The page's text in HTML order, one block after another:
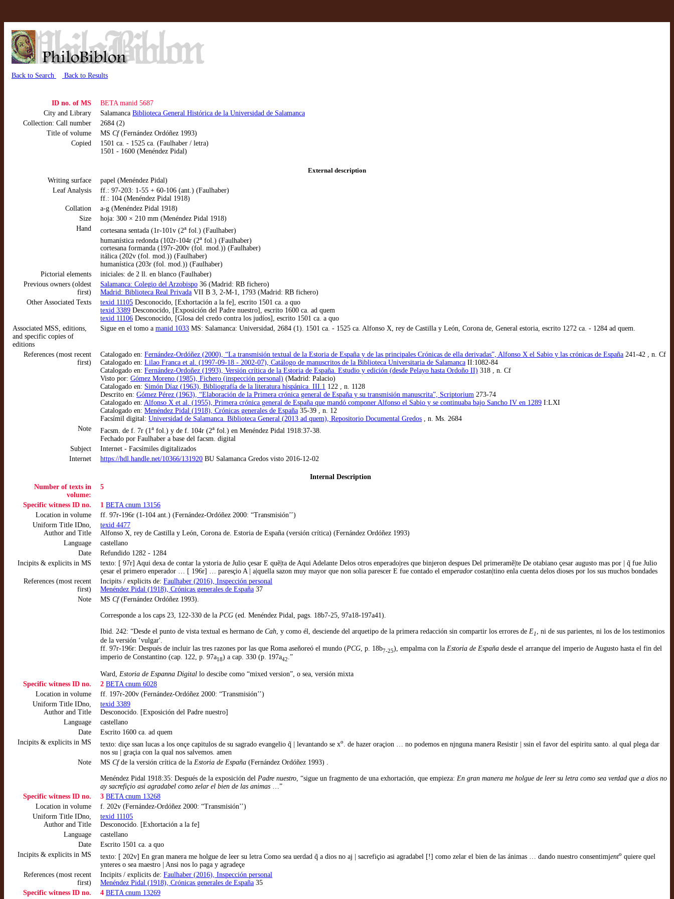
Back to Search Back to Results
ID no. of MS
BETA manid 5687
City and Library
Salamanca Biblioteca General Histórica de la Universidad de Salamanca
Collection: Call number
2684 (2)
Title of volume
MS Cf(Fernández Ordóñez 1993)
Copied
1501 ca. - 1525 ca. (Faulhaber / letra)
1501 - 1600 (Menéndez Pidal)
External description
Writing surface
papel (Menéndez Pidal)
Leaf Analysis
ff.: 97-203: 1-55 + 60-106 (ant.) (Faulhaber)
ff.: 104 (Menéndez Pidal 1918)
Collation
a-g (Menéndez Pidal 1918)
Size
hoja: 300 × 210 mm (Menéndez Pidal 1918)
Hand
cortesana sentada (1r-101v (2a fol.) (Faulhaber)
humanística redonda (102r-104r (2a fol.) (Faulhaber)
cortesana formanda (197r-200v (fol. mod.)) (Faulhaber)
itálica (202v (fol. mod.)) (Faulhaber)
humanística (203r (fol. mod.)) (Faulhaber)
Pictorial elements
iniciales: de 2 ll. en blanco (Faulhaber)
Previous owners (oldest
first)
Salamanca: Colegio del Arzobispo 36 (Madrid: RB fichero)
Madrid: Biblioteca Real Privada VII B 3, 2-M-1, 1793 (Madrid: RB fichero)
Other Associated Texts
texid 11105 Desconocido, [Exhortación a la fe], escrito 1501 ca. a quo
texid 3389 Desconocido, [Exposición del Padre nuestro], escrito 1600 ca. ad quem
texid 11106 Desconocido, [Glosa del credo contra los judíos], escrito 1501 ca. a quo
Associated MSS, editions,
and specific copies of
editions
Sigue en el tomo a manid 1033 MS: Salamanca: Universidad, 2684 (1). 1501 ca. - 1525 ca. Alfonso X, rey de Castilla y León, Corona de, General estoria, escrito 1272 ca. - 1284 ad quem.
References (most recent
first)
Catalogado en: Fernández-Ordóñez (2000), “La transmisión textual de la Estoria de España y de las principales Crónicas de ella derivadas”, Alfonso X el Sabio y las crónicas de España 241-42 , n. Cf
Catalogado en: Lilao Franca et al. (1997-09-18 - 2002-07), Catálogo de manuscritos de la Biblioteca Universitaria de Salamanca II:1082-84
Catalogado en: Fernández-Ordoñez (1993), Versión crítica de la Estoria de España. Estudio y edición (desde Pelayo hasta Ordoño II) 318 , n. Cf
Visto por: Gómez Moreno (1985), Fichero (inspección personal) (Madrid: Palacio)
Catalogado en: Simón Díaz (1963), Bibliografía de la literatura hispánica. III.1 122 , n. 1128
Descrito en: Gómez Pérez (1963), “Elaboración de la Primera crónica general de España y su transmisión manuscrita”, Scriptorium 273-74
Catalogado en: Alfonso X et al. (1955), Primera crónica general de España que mandó componer Alfonso el Sabio y se continuaba bajo Sancho IV en 1289 I:LXI
Catalogado en: Menéndez Pidal (1918), Crónicas generales de España 35-39 , n. 12
Facsímil digital: Universidad de Salamanca. Biblioteca General (2013 ad quem), Repositorio Documental Gredos , n. Ms. 2684
Note
Facsm. de f. 7r (1a fol.) y de f. 104r (2a fol.) en Menéndez Pidal 1918:37-38.
Fechado por Faulhaber a base del facsm. digital
Subject
Internet - Facsímiles digitalizados
Internet
https://hdl.handle.net/10366/131920 BU Salamanca Gredos visto 2016-12-02
Internal Description
Number of texts in
volume:
5
Specific witness ID no. 1 BETA cnum 13156
Location in volume
ff. 97r-196r (1-104 ant.) (Fernández-Ordóñez 2000: “Transmisión’’)
Uniform Title IDno,
Author and Title
texid 4477
Alfonso X, rey de Castilla y León, Corona de. Estoria de España (versión crítica) (Fernández Ordóñez 1993)
Language
castellano
Date
Refundido 1282 - 1284
Incipits & explicits in MS
texto: [ 97r] Aqui dexa de contar la ystoria de Julio çesar E quẽ|ta de Aqui Adelante Delos otros enperado|res que binjeron despues Del primeramẽ|te De otabiano çesar augusto mas por | q̃ fue Julio
çesar el primero enperador … [ 196r] … paresçio A | a|quella sazon muy mayor que non solia parescer E fue contado el emperadorcostan|tino enla cuenta delos dioses por los sus muchos bondades
References (most recent
first)
Incipits / explicits de: Faulhaber (2016), Inspección personal
Menéndez Pidal (1918), Crónicas generales de España 37
Note
MS Cf(Fernández Ordóñez 1993).
Corresponde a los caps 23, 122-330 de la PCG (ed. Menéndez Pidal, pags. 18b7-25, 97a18-197a41).
Ibid. 242: “Desde el punto de vista textual es hermano de Cah, y como él, desciende del arquetipo de la primera redacción sin compartir los errores de E1 , ni de sus parientes, ni los de los testimonios
de la versión ‘vulgar'.
ff. 97r-196r: Después de incluir las tres razones por las que Roma aseñoreó el mundo (PCG , p. 18b7-25), empalma con la Estoria de España desde el arranque del imperio de Augusto hasta el fin del
imperio de Constantino (cap. 122, p. 97a18) a cap. 330 (p. 197a42.”
Ward, Estoria de Espanna Digital lo descibe como “mixed version”, o sea, versión mixta
Specific witness ID no.
2 BETA cnum 6028
Location in volume
ff. 197r-200v (Fernández-Ordóñez 2000: “Transmisión’’)
Uniform Title IDno,
Author and Title
texid 3389
Desconocido. [Exposición del Padre nuestro]
Language
castellano
Date
Escrito 1600 ca. ad quem
Incipits & explicits in MS
texto: diçe ssan lucas a los onçe capitulos de su sagrado evangelio q̃ | levantando se xo . de hazer oraçion … no podemos en njnguna manera Resistir | ssin el favor del espiritu santo. al qual plega dar
nos su | graçia con la qual nos salvemos. amen
Note
MS Cfde la versión crítica de la Estoria de España (Fernández Ordóñez 1993) .
Menéndez Pidal 1918:35: Después de la exposición del Padre nuestro, “sigue un fragmento de una exhortación, que empieza: En gran manera me holgue de leer su letra como sea verdad que a dios no
ay sacrefiçio asi agradabel como zelar el bien de las animas …”
Specific witness ID no.
3 BETA cnum 13268
Location in volume
f. 202v (Fernández-Ordóñez 2000: “Transmisión’’)
Uniform Title IDno,
Author and Title
texid 11105
Desconocido. [Exhortación a la fe]
Language
castellano
Date
Escrito 1501 ca. a quo
Incipits & explicits in MS
texto: [ 202v] En gran manera me holgue de leer su letra Como sea uerdad q̃ a dios no aj | sacrefiçio asi agradabel [!] como zelar el bien de las ánimas … dando nuestro consentimjento quiere quel
ynteres o sea maestro | Ansi nos lo paga y agradeçe
References (most recent
first)
Incipits / explicits de: Faulhaber (2016), Inspección personal
Menéndez Pidal (1918), Crónicas generales de España 35
Specific witness ID no.
4 BETA cnum 13269